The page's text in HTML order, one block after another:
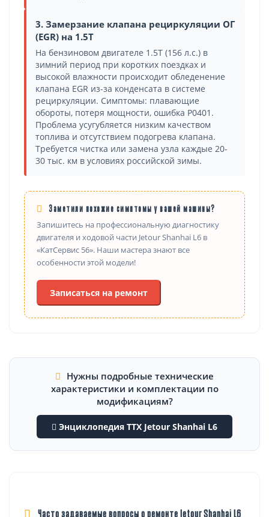
3. Замерзание клапана рециркуляции ОГ
(EGR) на 1.5T
На бензиновом двигателе 1.5T (156 л.с.) в
зимний период при коротких поездках и
высокой влажности происходит обледенение
клапана EGR из-за конденсата в системе
рециркуляции. Симптомы: плавающие
обороты, потеря мощности, ошибка P0401.
Проблема усугубляется низким качеством
топлива и отсутствием подогрева клапана.
Требуется чистка или замена узла каждые 20-
30 тыс. км в условиях российской зимы.
Заметили похожие симптомы у вашей машины?
Запишитесь на профессиональную диагностику
двигателя и ходовой части Jetour Shanhai L6 в
«КатСервис 56». Наши мастера знают все
особенности этой модели!
Записаться на ремонт
Нужны подробные технические
характеристики и комплектации по
модификациям?
Энциклопедия ТТХ Jetour Shanhai L6
Часто задаваемые вопросы о ремонте Jetour Shanhai L6